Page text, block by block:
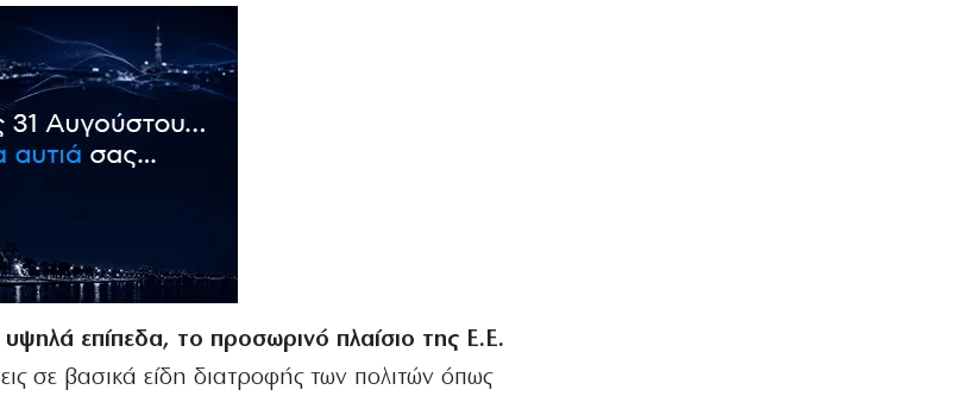
επίπεδα, το προσωρινό πλαίσιο της Ε.Ε.
σε βασικά είδη διατροφής των πολιτών όπως